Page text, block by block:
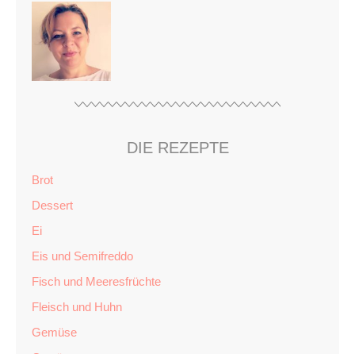
DIE REZEPTE
Brot
Dessert
Ei
Eis und Semifreddo
Fisch und Meeresfrüchte
Fleisch und Huhn
Gemüse